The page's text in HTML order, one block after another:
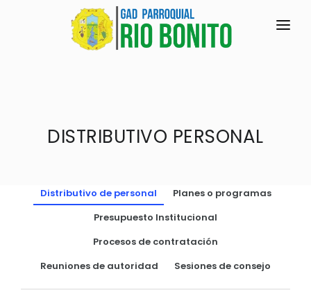
RESEÑA HISTÓRICA
Símbolos Cívicos
Ubicación
GESTIÓN Y PRESUPUESTO
GESTIÓN INSTITUCIONAL
MECANISMOS DE PARTICIPACIÓN
CIUDADANÍA ACTIVA
DISTRIBUTIVO PERSONAL
Distributivo de personal
Planes o programas
Presupuesto Institucional
Procesos de contratación
Reuniones de autoridad
Sesiones de consejo